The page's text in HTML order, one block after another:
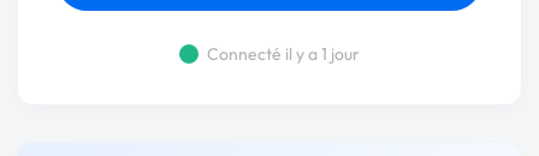
Connecté il y a 1 jour